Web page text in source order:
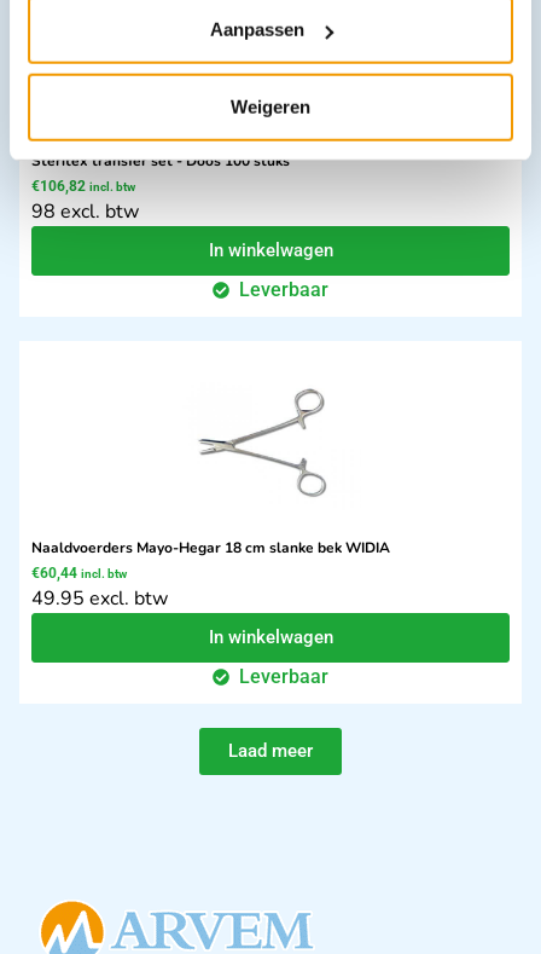
Aanpassen
Weigeren
Steritex transfer set - Doos 100 stuks
€106,82 incl. btw
98 excl. btw
In winkelwagen
Leverbaar
Naaldvoerders Mayo-Hegar 18 cm slanke bek WIDIA
€60,44 incl. btw
49.95 excl. btw
In winkelwagen
Leverbaar
Laad meer